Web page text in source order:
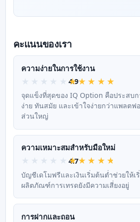
คะแนนของเรา
ความง่ายในการใช้งาน
4.9
จุดแข็งที่สุดของ IQ Option คือประสบ
ง่าย ทันสมัย และเข้าใจง่ายกว่าแพลตฟ
ส่วนใหญ่
ความเหมาะสมสำหรับมือใหม่
4.7
บัญชีเดโมฟรีและเงินเริ่มต้นต่ำช่วยให้เ
ผลิตภัณฑ์การเทรดยังมีความเสี่ยงอยู่
การฝากและถอน